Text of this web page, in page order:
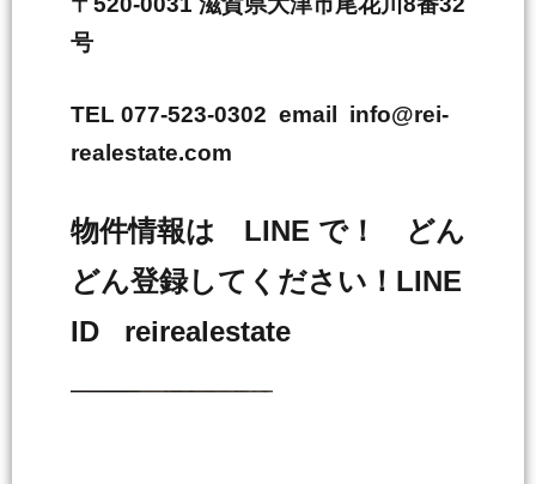
号
TEL 077-523-0302 email info@rei-
realestate.com
物件情報は LINE で！ どん
どん登録してください！LINE
ID reirealestate